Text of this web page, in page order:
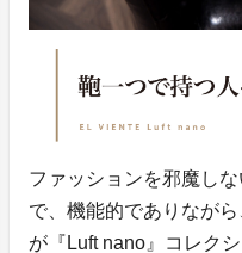
ファッションを邪魔し
で、機能的でありなが
が『Luft nano』コレクシ